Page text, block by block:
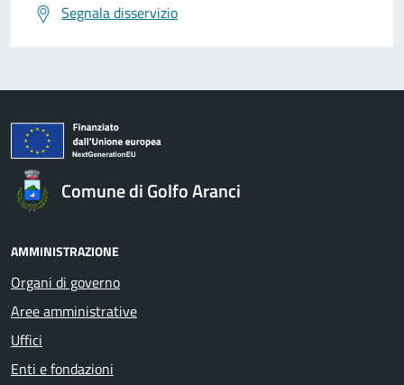
Segnala disservizio
Comune di Golfo Aranci
AMMINISTRAZIONE
Organi di governo
Aree amministrative
Uffici
Enti e fondazioni